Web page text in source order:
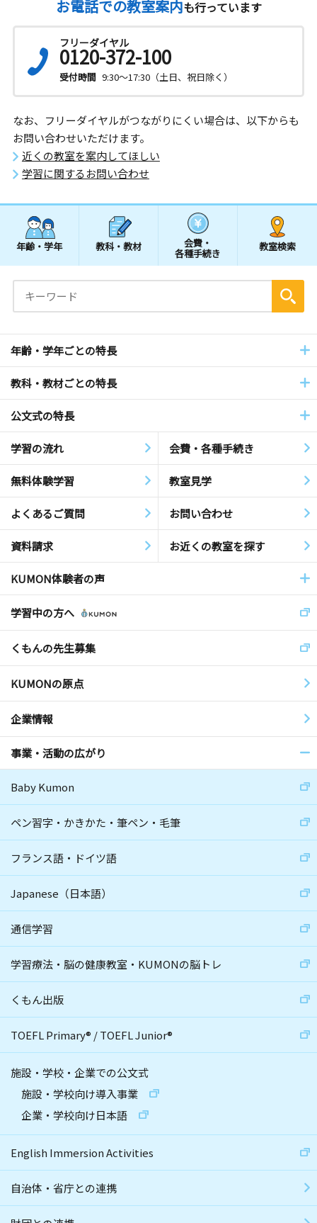
お電話での教室案内も行っています
フリーダイヤル
0120-372-100
受付時間 9:30～17:30（土日、祝日除く）
なお、フリーダイヤルがつながりにくい場合は、以下からも
お問い合わせいただけます。
近くの教室を案内してほしい
学習に関するお問い合わせ
年齢・学年 教科・教材 会費・
各種手続き
教室検索
年齢・学年ごとの特長
教科・教材ごとの特長
公文式の特長
学習の流れ 会費・各種手続き
無料体験学習 教室見学
よくあるご質問 お問い合わせ
資料請求 お近くの教室を探す
KUMON体験者の声
学習中の方へ
くもんの先生募集
KUMONの原点
企業情報
事業・活動の広がり
Baby Kumon
ペン習字・かきかた・筆ペン・毛筆
フランス語・ドイツ語
Japanese（日本語）
通信学習
学習療法・脳の健康教室・KUMONの脳トレ
くもん出版
TOEFL Primary® /TOEFL Junior®
施設・学校・企業での公文式
施設・学校向け導入事業
企業・学校向け日本語
English Immersion Activities
自治体・省庁との連携